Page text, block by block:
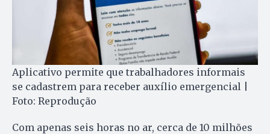
Aplicativo permite que trabalhadores informais
se cadastrem para receber auxílio emergencial |
Foto: Reprodução
Com apenas seis horas no ar, cerca de 10 milhões